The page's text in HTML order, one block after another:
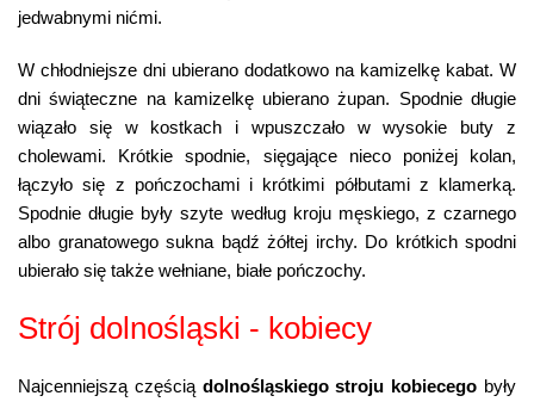
jedwabnymi nićmi.
W chłodniejsze dni ubierano dodatkowo na kamizelkę kabat. W
dni świąteczne na kamizelkę ubierano żupan. Spodnie długie
wiązało się w kostkach i wpuszczało w wysokie buty z
cholewami. Krótkie spodnie, sięgające nieco poniżej kolan,
łączyło się z pończochami i krótkimi półbutami z klamerką.
Spodnie długie były szyte według kroju męskiego, z czarnego
albo granatowego sukna bądź żółtej irchy. Do krótkich spodni
ubierało się także wełniane, białe pończochy.
Strój dolnośląski - kobiecy
Najcenniejszą częścią dolnośląskiego stroju kobiecego były